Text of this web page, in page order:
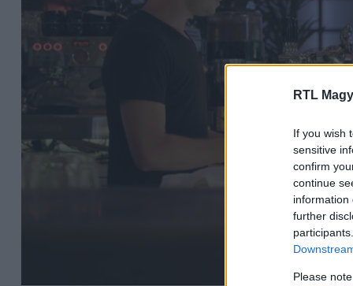
RTL
If you wish
sensitive
confirm
continue
information
further
Please